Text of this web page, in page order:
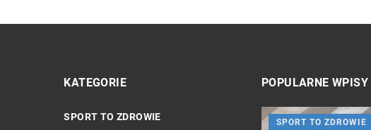
KATEGORIE
SPORT TO ZDROWIE
POPULARNE WPISY
SAMA NATURA SPORT TO ZDROWIE